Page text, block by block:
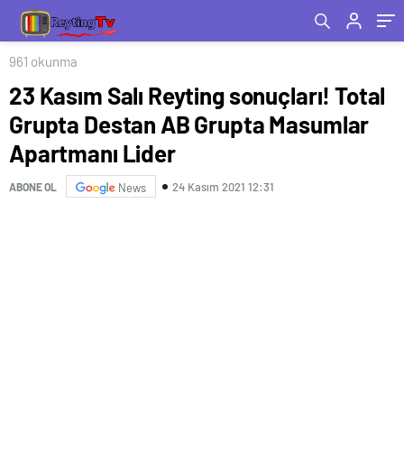
Apartmanı Lider
961 okunma
23 Kasım Salı Reyting sonuçları! Total
Grupta Destan AB Grupta Masumlar
Apartmanı Lider
ABONE OL News 24 Kasım 2021 12:31